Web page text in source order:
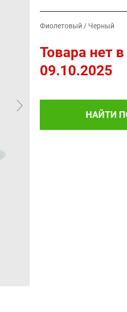
Фиолетовый / Черный
Товара нет
09.10.2025
НАЙТИ